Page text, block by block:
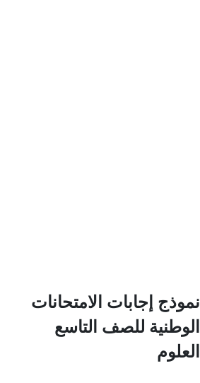
نموذج إجابات الامتحانات
الوطنية للصف التاسع
العلوم